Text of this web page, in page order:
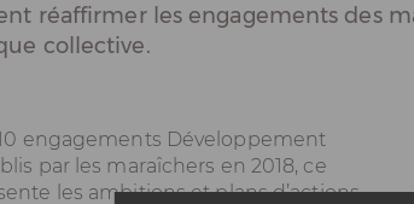
réaffirmer les engagements des
collective.
engagements Développement
par les maraîchers en 2018, ce
les ambitions et plans d’actions